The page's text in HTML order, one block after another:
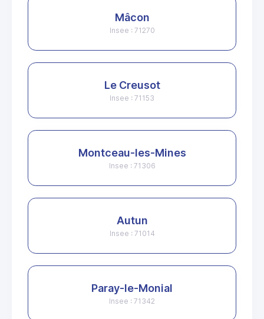
Mâcon
Insee : 71270
Le Creusot
Insee : 71153
Montceau-les-Mines
Insee : 71306
Autun
Insee : 71014
Paray-le-Monial
Insee : 71342